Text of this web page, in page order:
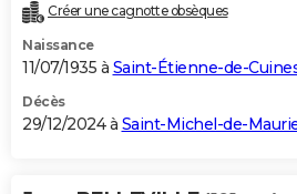
Créer une cagnotte obsèques
Naissance
11/07/1935 à Saint-Étienne-de-
Décès
29/12/2024 à Saint-Michel-de-